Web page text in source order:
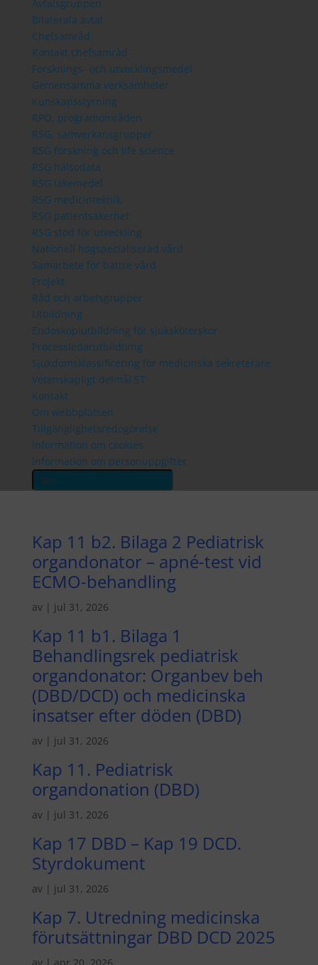
Avtalsgruppen
Bilaterala avtal
Chefsamråd
Kontakt chefsamråd
Forsknings- och utvecklingsmedel
Gemensamma verksamheter
Kunskapsstyrning
RPO, programområden
RSG, samverkansgrupper
RSG forskning och life science
RSG hälsodata
RSG läkemedel
RSG medicinteknik
RSG patientsäkerhet
RSG stöd för utveckling
Nationell högspecialiserad vård
Samarbete för bättre vård
Projekt
Råd och arbetsgrupper
Utbildning
Endoskopiutbildning för sjuksköterskor
Processledarutbildning
Sjukdomsklassificering för medicinska sekreterare
Vetenskapligt delmål ST
Kontakt
Om webbplatsen
Tillgänglighetsredogörelse
Information om cookies
Information om personuppgifter
Search
Kap 11 b2. Bilaga 2 Pediatrisk
organdonator – apné-test vid
ECMO-behandling
av | jul 31, 2026
Kap 11 b1. Bilaga 1
Behandlingsrek pediatrisk
organdonator: Organbev beh
(DBD/DCD) och medicinska
insatser efter döden (DBD)
av | jul 31, 2026
Kap 11. Pediatrisk
organdonation (DBD)
av | jul 31, 2026
Kap 17 DBD – Kap 19 DCD.
Styrdokument
av | jul 31, 2026
Kap 7. Utredning medicinska
förutsättningar DBD DCD 2025